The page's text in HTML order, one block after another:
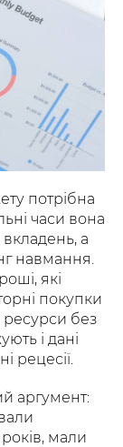
потрібна
часи вона
а
навмання.
які
покупки
ресурси без
і дані
рецесії.
аргумент:
років, мали